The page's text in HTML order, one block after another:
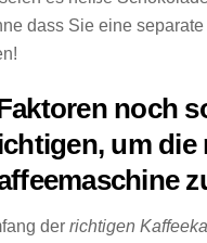
dass Sie eine
noch
um die
derrichtigen